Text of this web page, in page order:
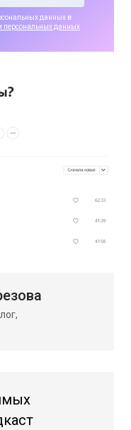
данных в
персональных данных